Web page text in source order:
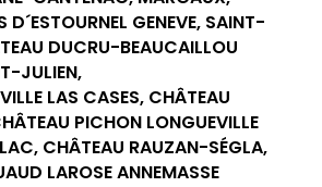
GENEVE, SAINT-
DUCRU-BEAUCAILLOU
JULIEN,
LAS CASES, CHÂTEAU
PICHON LONGUEVILLE
CHÂTEAU RAUZAN-SÉGLA,
LAROSE ANNEMASSE